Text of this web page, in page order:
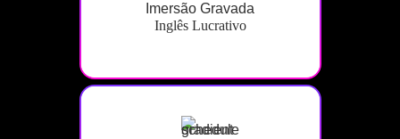
Imersão Gravada
Inglês Lucrativo